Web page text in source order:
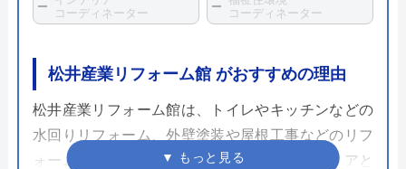
コーディネーター
コーディネーター
松井産業リフォーム館 がおすすめの理由
松井産業リフォーム館は、トイレやキッチンなどの
水回りリフォーム、外壁塗装や屋根工事などのリフ
ォームを行っています。三郷市周辺を施工エリアと